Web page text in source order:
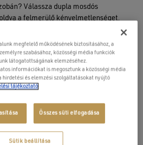
Válassza dupla mosdós
a felmerülő kényelmetlenséget.
nélkül!
korpusz magasfényű lakkozott
cm
megfelelő működésének biztosításához, a
szabásához, közösségi média funkciók
látogatottságának elemzéséhez.
információkat is megosztunk a közösségi média
hirdetési és elemzési szolgáltatásokat nyújtó
tájékoztató
Összes süti elfogadása
Sütik beállítása